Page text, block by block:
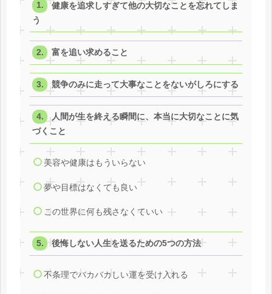
健康を追求しすぎて他の大切なことを忘れてしま
う
富を追い求めること
競争のみに走って大事なことをないがしろにする
人間が生を終える瞬間に、本当に大切なことに気
づくこと
美容や健康はもういらない
夢や目標はなくても良い
この世界に何も残さなくていい
後悔しない人生を送るための5つの方法
不条理でバカバカしい運を受け入れる